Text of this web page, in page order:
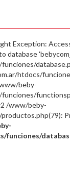
Exception:
database
htdocs/
beby-
funciones/
/www/beby-
funciones/